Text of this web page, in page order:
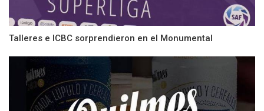
Talleres e ICBC sorprendieron en el Monumental